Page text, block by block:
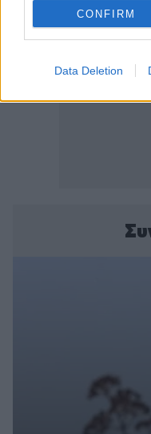
CONFIRM
Data Deletion